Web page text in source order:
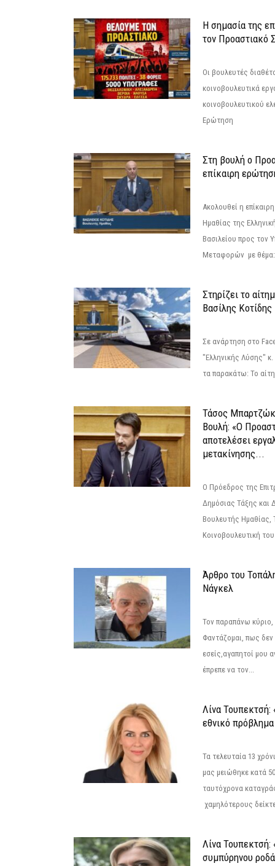
Η σημασία της
τον Προαστιακό
Οι βουλευτές
κοινοβουλευτικά
κοινοβουλευτικού
Ερώτηση
Στη βουλή ο
επίκαιρη
Ακολουθεί η
Ημαθίας της
Βασιλείου προς τον
Μεταφορών με θέμα:
Στηρίζει το
Βασίλης Κοτίδης
Σε ανάρτηση στο
"Ελληνικής Λύσης"
τα παρακάτω: Το
Τάσος
Βουλή: «Ο
αποτελέσει
μετακίνησης...
Ο Πρόεδρος της
Δημόσιας Τάξης και
Βουλευτής
Κοινοβουλευτική
Άρθρο του
Νάγκελ
Τον παραπάνω
Φαντάζομαι, πως δεν
εσείς,αγαπητοί μου
έπρεπε να τον...
Λίνα Τουπεκτσή:
εθνικό πρόβλημα
Τα τελευταία 13
μας μειώθηκε κατά
ταυτόχρονα
χαμηλότερους
Λίνα Τουπεκτσή:
συμπύρηνου